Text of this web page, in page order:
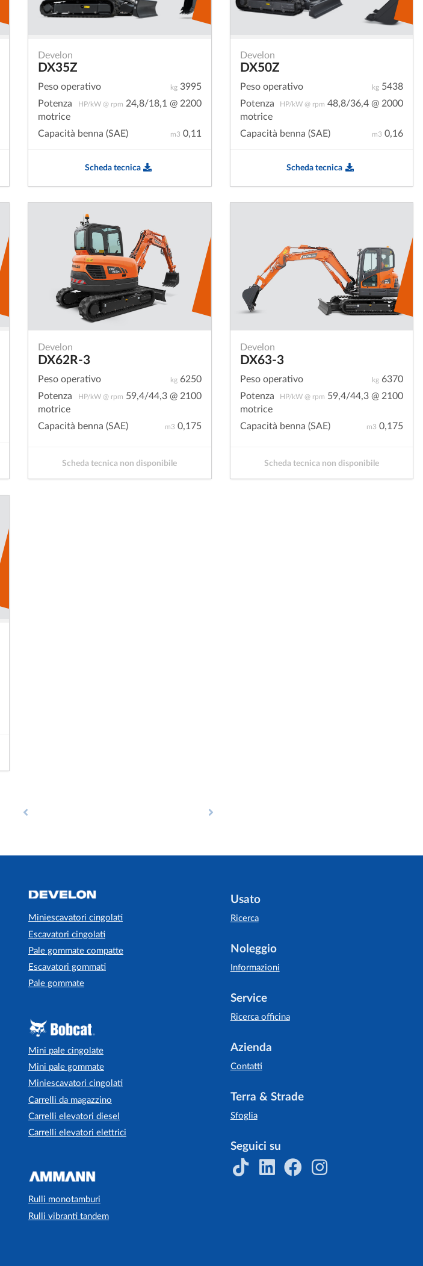
Develon
DX35Z
kg3995
Peso operativo
HP/kW @ rpm 24,8/18,1 @ 2200
Potenza
motrice
m3 0,11
Capacità benna (SAE)
Scheda tecnica
Develon
DX50Z
kg 5438
Peso operativo
HP/kW @ rpm 48,8/36,4 @ 2000
Potenza
motrice
m3 0,16
Capacità benna (SAE)
Scheda tecnica
Develon
DX62R-3
kg6250
Peso operativo
HP/kW @ rpm 59,4/44,3 @ 2100
Potenza
motrice
m3 0,175
Capacità benna (SAE)
Scheda tecnica non disponibile
Develon
DX63-3
kg 6370
Peso operativo
HP/kW @ rpm 59,4/44,3 @ 2100
Potenza
motrice
m3 0,175
Capacità benna (SAE)
Scheda tecnica non disponibile
Miniescavatori cingolati
Escavatori cingolati
Pale gommate compatte
Escavatori gommati
Pale gommate
Mini pale cingolate
Mini pale gommate
Miniescavatori cingolati
Carrelli da magazzino
Carrelli elevatori diesel
Carrelli elevatori elettrici
Rulli monotamburi
Rulli vibranti tandem
Usato
Ricerca
Noleggio
Informazioni
Service
Ricerca officina
Azienda
Contatti
Terra & Strade
Sfoglia
Seguici su